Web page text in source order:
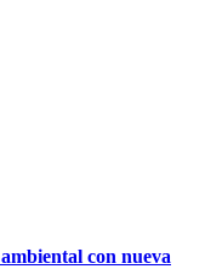
con nueva